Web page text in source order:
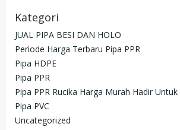
Kategori
JUAL PIPA BESI DAN HOLO
Periode Harga Terbaru Pipa PPR
Pipa HDPE
Pipa PPR
Pipa PPR Rucika Harga Murah Hadir
Pipa PVC
Uncategorized